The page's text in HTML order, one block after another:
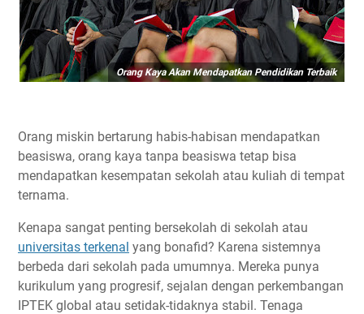
Orang Kaya Akan Mendapatkan Pendidikan Terbaik
Orang miskin bertarung habis-habisan mendapatkan
beasiswa, orang kaya tanpa beasiswa tetap bisa
mendapatkan kesempatan sekolah atau kuliah di tempat
ternama.
Kenapa sangat penting bersekolah di sekolah atau
universitas terkenal yang bonafid? Karena sistemnya
berbeda dari sekolah pada umumnya. Mereka punya
kurikulum yang progresif, sejalan dengan perkembangan
IPTEK global atau setidak-tidaknya stabil. Tenaga